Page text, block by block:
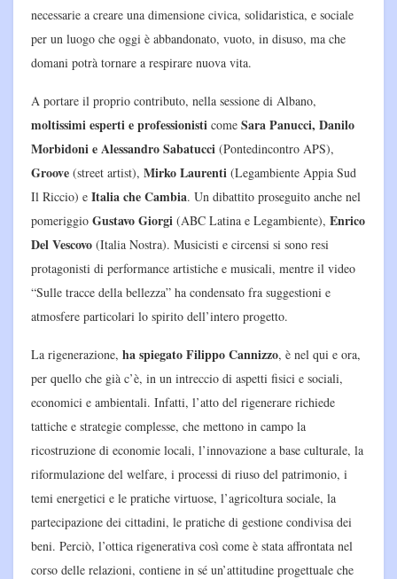
necessarie a creare una dimensione civica, solidaristica, e sociale
per un luogo che oggi è abbandonato, vuoto, in disuso, ma che
domani potrà tornare a respirare nuova vita.
A portare il proprio contributo, nella sessione di Albano,
moltissimi esperti e professionisti come Sara Panucci, Danilo
Morbidoni e Alessandro Sabatucci (Pontedincontro APS),
Groove (street artist), Mirko Laurenti (Legambiente Appia Sud
Il Riccio) e Italia che Cambia. Un dibattito proseguito anche nel
pomeriggio Gustavo Giorgi (ABC Latina e Legambiente), Enrico
Del Vescovo (Italia Nostra). Musicisti e circensi si sono resi
protagonisti di performance artistiche e musicali, mentre il video
“Sulle tracce della bellezza” ha condensato fra suggestioni e
atmosfere particolari lo spirito dell’intero progetto.
La rigenerazione, ha spiegato Filippo Cannizzo, è nel qui e ora,
per quello che già c’è, in un intreccio di aspetti fisici e sociali,
economici e ambientali. Infatti, l’atto del rigenerare richiede
tattiche e strategie complesse, che mettono in campo la
ricostruzione di economie locali, l’innovazione a base culturale, la
riformulazione del welfare, i processi di riuso del patrimonio, i
temi energetici e le pratiche virtuose, l’agricoltura sociale, la
partecipazione dei cittadini, le pratiche di gestione condivisa dei
beni. Perciò, l’ottica rigenerativa così come è stata affrontata nel
corso delle relazioni, contiene in sé un’attitudine progettuale che